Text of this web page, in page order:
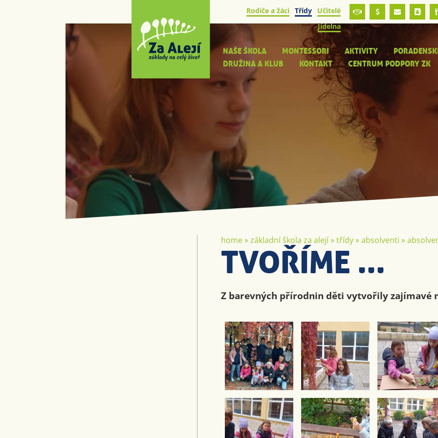
Rodiče a žáci Třídy
Učitelé
Jídelna
NAŠE ŠKOLA MONTESSORI AKTIVITY
DRUŽINA A KLUB
KONTAKT CENTRUM PODPORY ZK
home»základní škola za alejí»třídy»absolventi »
TVOŘÍME ...
Z barevných přírodnin děti vytvořily zajímavé